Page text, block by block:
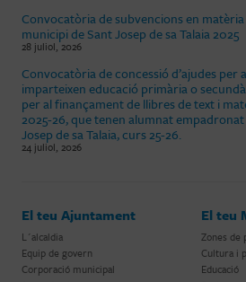
Convocatòria de subvencions en matèria
municipi de Sant Josep de sa Talaia 2025
28 juliol, 2026
Convocatòria de concessió d’ajudes per
imparteixen educació primària o
per al finançament de llibres de text i
2025-26, que tenen alumnat
Josep de sa Talaia, curs 25-26.
24 juliol, 2026
El teu Ajuntament
L´alcaldia
Equip de govern
Corporació municipal
El teu
Zones de
Cultura i
Educació